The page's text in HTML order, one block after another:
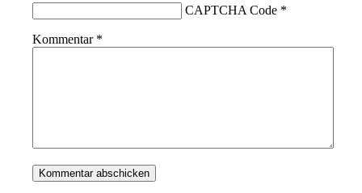
CAPTCHA Code *
Kommentar *